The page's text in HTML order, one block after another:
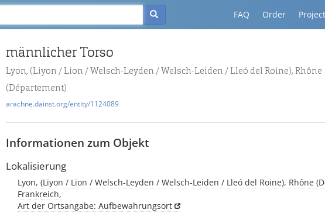
FAQ Order
männlicher Torso
Lyon, (Liyon / Lion / Welsch-Leyden / Welsch-Leiden / Lleó del Roine), Rhône
(Département)
arachne.dainst.org/entity/1124089
Informationen zum Objekt
Lokalisierung
Lyon, (Liyon / Lion / Welsch-Leyden / Welsch-Leiden / Lleó del Roine), Rhône
Frankreich,
Art der Ortsangabe: Aufbewahrungsort